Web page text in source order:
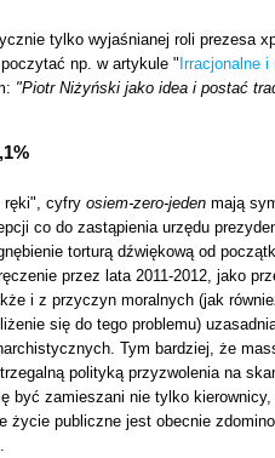
tylko wyjaśnianej roli prezesa
np. w artykule " Irracjonalne
"Piotr Niżyński jako idea i postać
ręki", cyfry osiem-zero-jeden mają
co do zastąpienia urzędu
torturą dźwiękową od
przez lata 2011-2012, jako
i z przyczyn moralnych (jak
się do tego problemu)
Tym bardziej, że
polityką przyzwolenia na
być zamieszani nie tylko
życie publiczne jest obecnie